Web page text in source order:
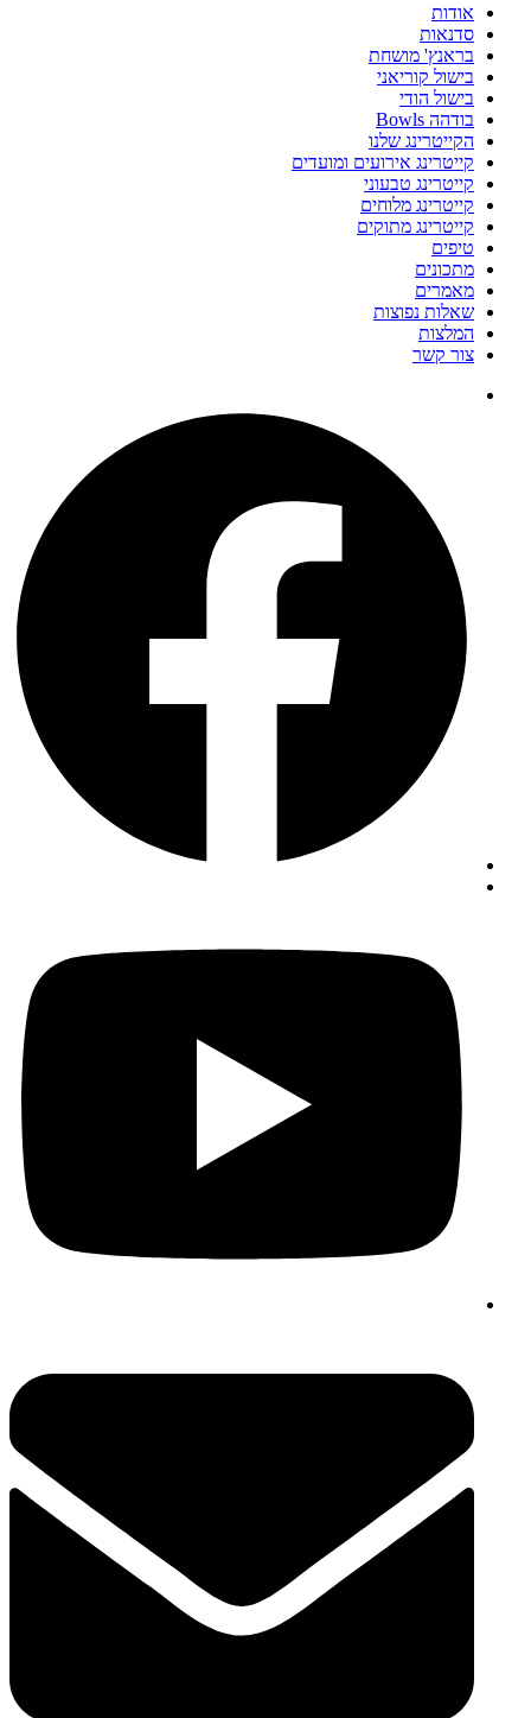
אודות
סדנאות
בראנץ' מושחת
בישול קוריאני
בישול הודי
בודהה Bowls
הקייטרינג שלנו
קייטרינג אירועים ומועדים
קייטרינג טבעוני
קייטרינג מלוחים
קייטרינג מתוקים
טיפים
מתכונים
מאמרים
שאלות נפוצות
המלצות
צור קשר